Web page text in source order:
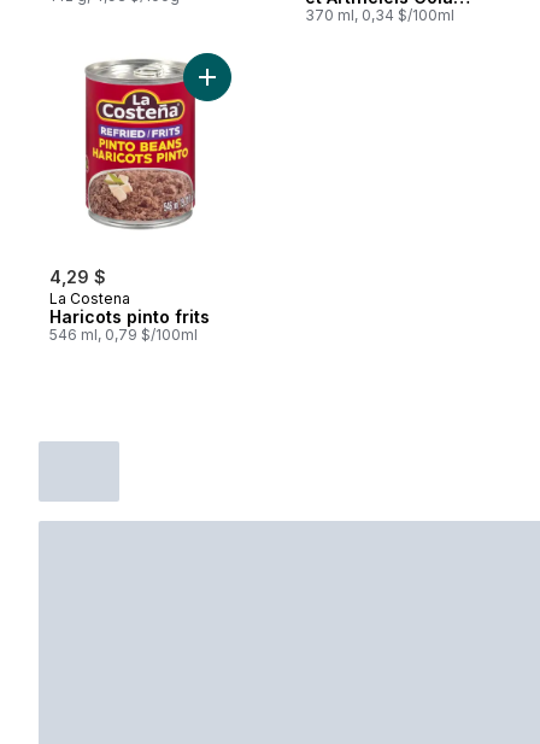
Mexicaine
370 ml, 0,34 $/100ml
4,29 $
La Costena
Haricots pinto frits
546 ml, 0,79 $/100ml
Ajouter Haricots pinto frits au panier